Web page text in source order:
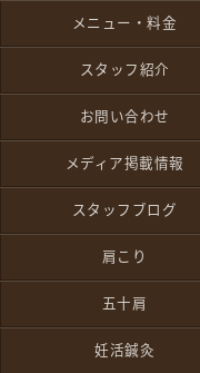
メニュー・料金
スタッフ紹介
お問い合わせ
メディア掲載情報
スタッフブログ
肩こり
五十肩
妊活鍼灸